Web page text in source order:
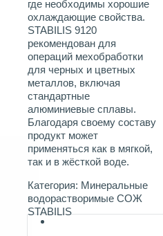
где необходимы хорошие
охлаждающие свойства.
STABILIS 9120
рекомендован для
операций мехобработки
для черных и цветных
металлов, включая
стандартные
алюминиевые сплавы.
Благодаря своему составу
продукт может
применяться как в мягкой,
так и в жёсткой воде.
Категория: Минеральные
водорастворимые СОЖ
STABILIS